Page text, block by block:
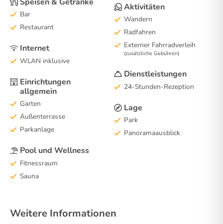
Bar
Restaurant
Internet
WLAN inklusive
Einrichtungen
allgemein
Garten
Außenterrasse
Parkanlage
Pool und Wellness
Fitnessraum
Sauna
Aktivitäten
Wandern
Radfahren
Externer Fahrradverleih
(zusätzliche Gebühren)
Dienstleistungen
24-Stunden-Rezeption
Lage
Park
Panoramaausblick
Weitere Informationen